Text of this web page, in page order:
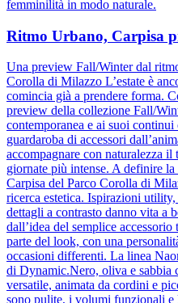
femminilità in modo naturale.
Ritmo Urbano, Carpisa
Una preview Fall/Winter dal
Corolla di Milazzo L’estate è
comincia già a prendere forma.
preview della collezione Fall/
contemporanea e ai suoi
guardaroba di accessori
accompagnare con naturalezza
giornate più intense. A definire
Carpisa del Parco Corolla di
ricerca estetica. Ispirazioni
dettagli a contrasto danno vita a
dall’idea del semplice
parte del look, con una
occasioni differenti. La linea
di Dynamic.Nero, oliva e sabbia
versatile, animata da cordini e
sono pulite, i volumi funzionali e